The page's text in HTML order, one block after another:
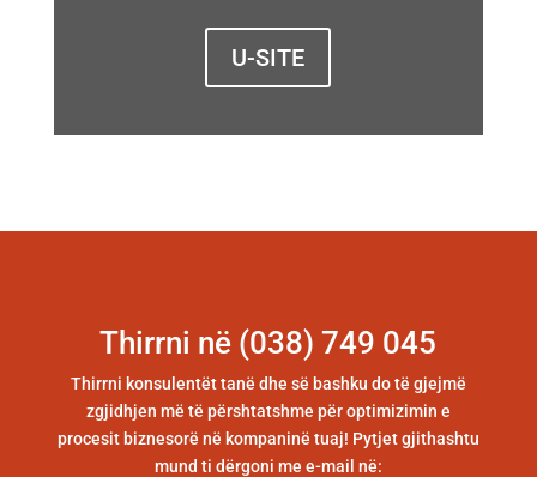
U-SITE
Thirrni në (038) 749 045
Thirrni konsulentët tanë dhe së bashku do të gjejmë
zgjidhjen më të përshtatshme për optimizimin e
procesit biznesorë në kompaninë tuaj! Pytjet gjithashtu
mund ti dërgoni me e-mail në: